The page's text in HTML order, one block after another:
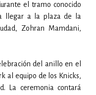
el tramo conocido
llegar a la plaza de la
Zohran Mamdani,
del anillo en el
al equipo de los Knicks,
La ceremonia contará